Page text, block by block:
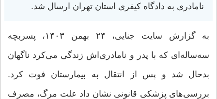
نامادری به دادگاه کیفری استان تهران ارسال شد.
به گزارش سایت جنایی، ۲۴ بهمن ۱۴۰۳، پسربچه
سه‌ساله‌ای که با پدر و نامادری‌اش زندگی می‌کرد ناگهان
بدحال شد و پس از انتقال به بیمارستان فوت کرد.
بررسی‌های پزشکی قانونی نشان داد علت مرگ، مصرف